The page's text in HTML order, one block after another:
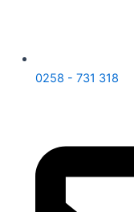
0258 - 731 318